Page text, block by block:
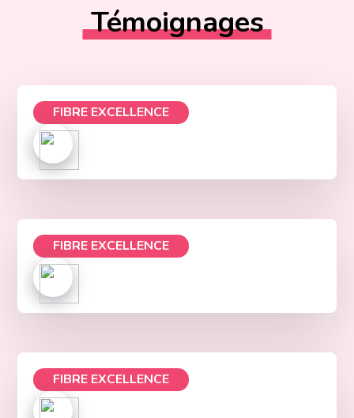
Témoignages
FIBRE EXCELLENCE
FIBRE EXCELLENCE
FIBRE EXCELLENCE